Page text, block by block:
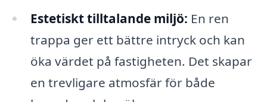
Estetiskt tilltalande miljö: En ren
trappa ger ett bättre intryck och kan
öka värdet på fastigheten. Det skapar
en trevligare atmosfär för både